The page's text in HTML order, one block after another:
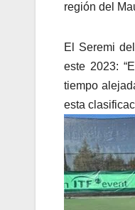
región del
El Seremi
este 2023:
tiempo
esta